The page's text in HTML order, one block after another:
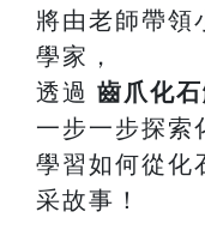
將由老師帶領
學家，
透過 齒爪化
一步一步探索
學習如何從化
采故事！